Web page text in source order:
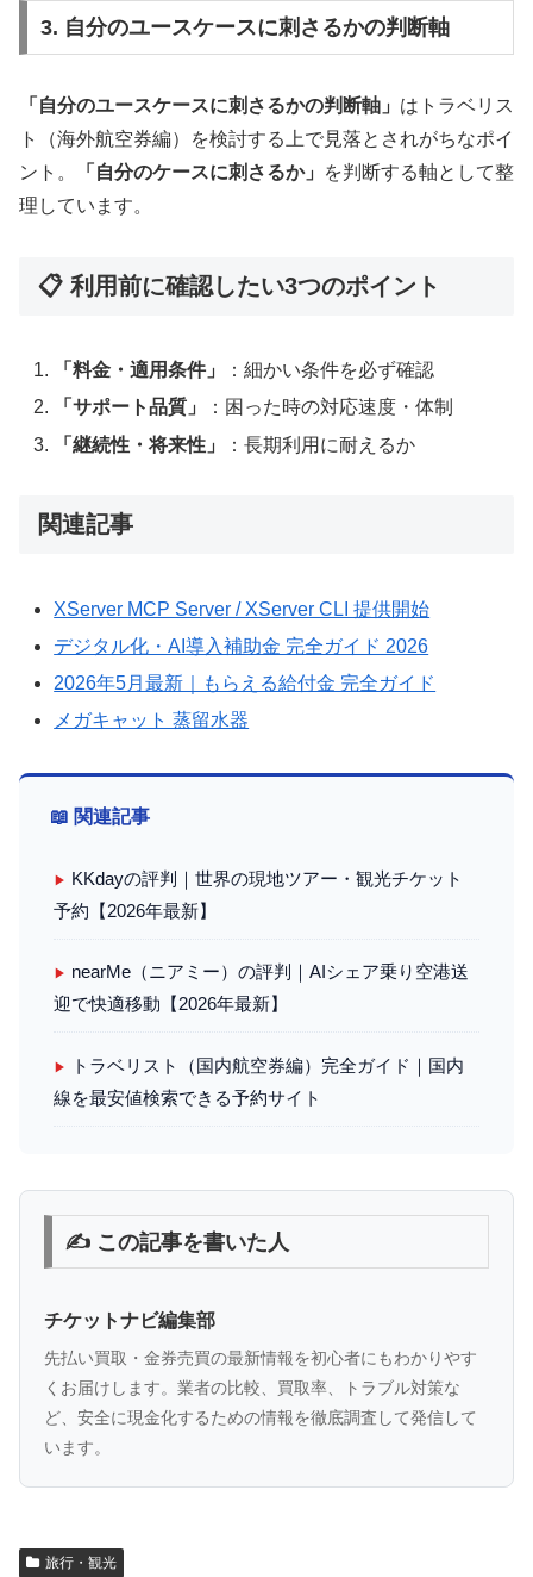
3. 自分のユースケースに刺さるかの判断軸
「自分のユースケースに刺さるかの判断軸」 はトラベリス
ト（海外航空券編）を検討する上で見落とされがちなポイ
ント。
「自分のケースに刺さるか」
を判断する軸として整
理しています。
📋 利用前に確認したい3つのポイント
「料金・適用条件」
：細かい条件を必ず確認
「サポート品質」
：困った時の対応速度・体制
「継続性・将来性」
：長期利用に耐えるか
関連記事
XServer MCP Server / XServer CLI 提供開始
デジタル化・AI導入補助金 完全ガイド 2026
2026年5月最新｜もらえる給付金 完全ガイド
メガキャット 蒸留水器
📖 関連記事
▶ KKdayの評判｜世界の現地ツアー・観光チケット
予約【2026年最新】
▶ nearMe（ニアミー）の評判｜AIシェア乗り空港送
迎で快適移動【2026年最新】
▶
トラベリスト（国内航空券編）完全ガイド｜国内
線を最安値検索できる予約サイト
✍️ この記事を書いた人
チケットナビ編集部
先払い買取・金券売買の最新情報を初心者にもわかりやす
くお届けします。業者の比較、買取率、トラブル対策な
ど、安全に現金化するための情報を徹底調査して発信して
います。
旅行・観光